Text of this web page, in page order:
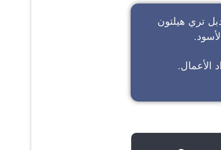
تري هيلتون
الأعمال.